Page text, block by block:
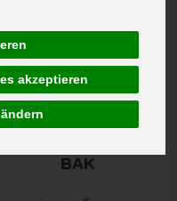
akzeptieren
BAK